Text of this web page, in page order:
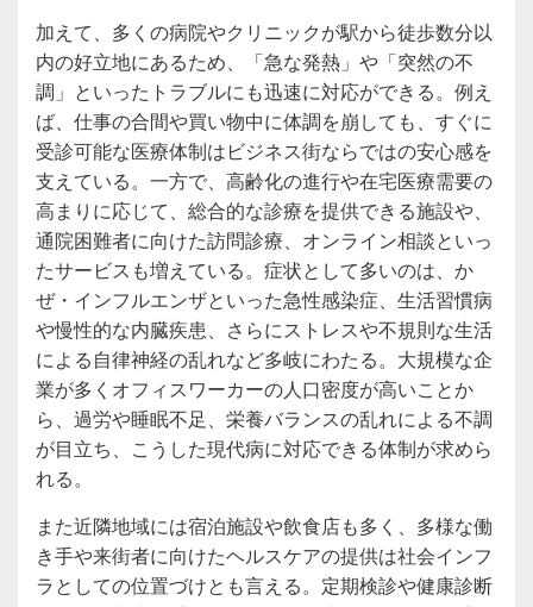
加えて、多くの病院やクリニックが駅から徒歩数分以
内の好立地にあるため、「急な発熱」や「突然の不
調」といったトラブルにも迅速に対応ができる。例え
ば、仕事の合間や買い物中に体調を崩しても、すぐに
受診可能な医療体制はビジネス街ならではの安心感を
支えている。一方で、高齢化の進行や在宅医療需要の
高まりに応じて、総合的な診療を提供できる施設や、
通院困難者に向けた訪問診療、オンライン相談といっ
たサービスも増えている。症状として多いのは、か
ぜ・インフルエンザといった急性感染症、生活習慣病
や慢性的な内臓疾患、さらにストレスや不規則な生活
による自律神経の乱れなど多岐にわたる。大規模な企
業が多くオフィスワーカーの人口密度が高いことか
ら、過労や睡眠不足、栄養バランスの乱れによる不調
が目立ち、こうした現代病に対応できる体制が求めら
れる。
また近隣地域には宿泊施設や飲食店も多く、多様な働
き手や来街者に向けたヘルスケアの提供は社会インフ
ラとしての位置づけとも言える。定期検診や健康診断